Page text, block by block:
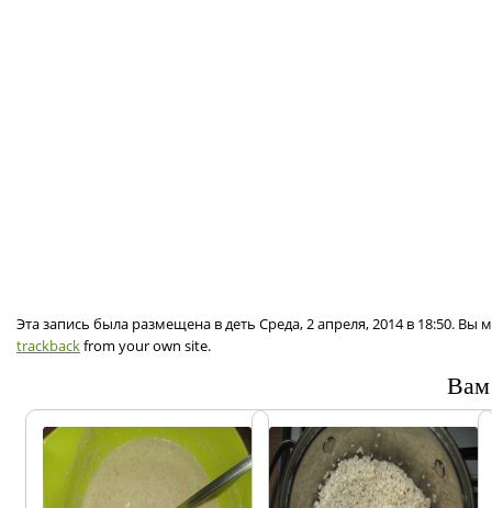
Эта запись была размещена в деть Среда, 2 апреля, 2014 в 18:50.
trackbackfrom your own site.
Вам